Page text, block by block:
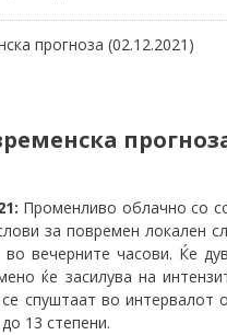
Променливо облачно со
за повремен локален
вечерните часови. Ќе
ќе засилува на
спуштаат во
13 степени.